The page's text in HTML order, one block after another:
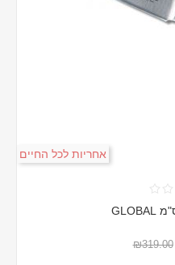
אחריות לכל החיים
₪319.00